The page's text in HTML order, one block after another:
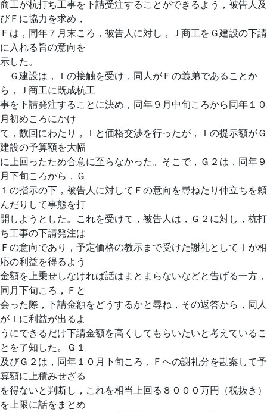
商工が杭打ち工事を下請受注することができるよう，被告人及
びＦに協力を求め，
Ｆは，同年７月末ころ，被告人に対し，Ｊ商工をＧ建設の下請
に入れる旨の意向を
示した。
Ｇ建設は，Ｉの接触を受け，同人がＦの義弟であることか
ら，Ｊ商工に既成杭工
事を下請発注することに決め，同年９月中旬ころから同年１０
月初めころにかけ
て，数回にわたり，Ｉと価格交渉を行ったが，Ｉの提示額がＧ
建設の予算額を大幅
に上回ったため合意に至らなかった。そこで，Ｇ２は，同年９
月下旬ころから，Ｇ
１の指示の下，被告人に対してＦの意向を尋ねたり仲立ちを頼
んだりして事態を打
開しようとした。これを受けて，被告人は，Ｇ２に対し，杭打
ち工事の下請発注は
Ｆの意向であり，予定価格の教示まで受けた謝礼としてＩが相
応の利益を得るよう
金額を上乗せしなければ話はまとまらないなどと告げる一方，
同月下旬ころ，Ｆと
会った際，下請金額をどうするかと尋ね，その返答から，同人
がＩに利益が出るよ
うにできるだけ下請金額を高くしてもらいたいと考えているこ
とを了知した。Ｇ１
及びＧ２は，同年１０月下旬ころ，Ｆへの謝礼分を勘案して予
算額に上積みせざる
を得ないと判断し，これを相当上回る８０００万円（税抜き）
を上限に話をまとめ